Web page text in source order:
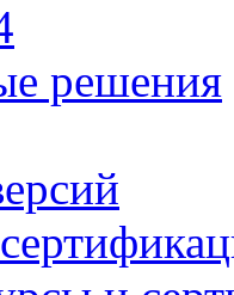
решения